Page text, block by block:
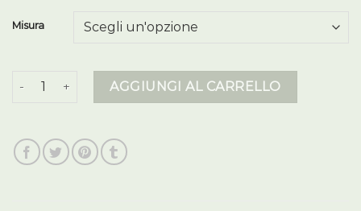
Misura
100 grammi uomo quantitàAGGIUNGI AL CARRELLO